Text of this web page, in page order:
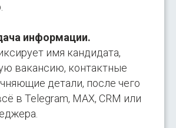
информации.
имя кандидата,
вакансию, контактные
детали, после чего
в Telegram, МАХ, CRM или